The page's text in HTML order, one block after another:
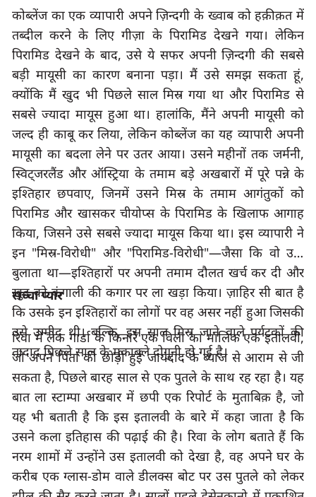
कोब्लेंज का एक व्यापारी अपने ज़िन्दगी के ख्वाब को हक़ीक़त में
तब्दील करने के लिए गीज़ा के पिरामिड देखने गया। लेकिन
पिरामिड देखने के बाद, उसे ये सफर अपनी ज़िन्दगी की सबसे
बड़ी मायूसी का कारण बनाना पड़ा। मैं उसे समझ सकता हूं
क्योंकि मैं खुद भी पिछले साल मिस्र गया था और पिरामिड से
सबसे ज्यादा मायूस हुआ था। हालांकि, मैंने अपनी मायूसी को
जल्द ही काबू कर लिया, लेकिन कोब्लेंज का यह व्यापारी अपनी
मायूसी का बदला लेने पर उतर आया। उसने महीनों तक जर्मनी
स्विट्जरलैंड और ऑस्ट्रिया के तमाम बड़े अखबारों में पूरे पन्ने के
इश्तिहार छपवाए, जिनमें उसने मिस्र के तमाम आगंतुकों को
पिरामिड और खासकर चीयोप्स के पिरामिड के खिलाफ आगाह
किया, जिसने उसे सबसे ज्यादा मायूस किया था। इस व्यापारी ने
इन "मिस्र-विरोधी" और "पिरामिड-विरोधी"—जैसा कि वो उन्हें
बुलाता था—इश्तिहारों पर अपनी तमाम दौलत खर्च कर दी और
खुद को कंगाली की कगार पर ला खड़ा किया। ज़ाहिर सी बात है
कि उसके इन इश्तिहारों का लोगों पर वह असर नहीं हुआ जिसकी
उसे उम्मीद थी। बल्कि, इस साल मिस्र जाने वाले पर्यटकों की
तादाद पिछले साल के मुकाबले दोगुनी हो गई है।
सच्चा प्यार
रिवा में लेक गार्डा के किनारे एक विला का मालिक एक इतालवी
जो अपने पिता की छोड़ी हुई जायदाद के ब्याज से आराम से जी
सकता है, पिछले बारह साल से एक पुतले के साथ रह रहा है। यह
बात ला स्टाम्पा अखबार में छपी एक रिपोर्ट के मुताबिक़ है, जो
यह भी बताती है कि इस इतालवी के बारे में कहा जाता है कि
उसने कला इतिहास की पढ़ाई की है। रिवा के लोग बताते हैं कि
नरम शामों में उन्होंने उस इतालवी को देखा है, वह अपने घर के
करीब एक ग्लास-डोम वाले डीलक्स बोट पर उस पुतले को लेकर